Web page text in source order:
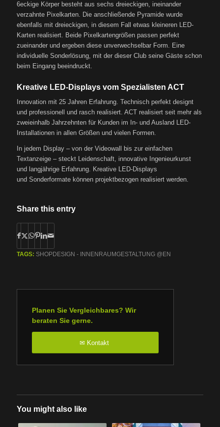
6eckige Körper besteht aus sechs dreieckigen, ineinander
verzahnte Pixelkarten. Die anschließende Pyramide wurde
ebenfalls mit dreieckigen, in diesem Fall etwas kleineren LED-
Karten realisiert. Beide Pixelkartengrößen passen perfekt
zueinander und ergeben diese unverwechselbar Form. Eine
individuelle Sonderlösung, mit der dieser Club seine Gäste schon
beim Eingang beeindruckt.
Kreative LED-Displays vom Spezialisten ACT
Innovation mit 25 Jahren Erfahrung. Technisch perfekt designt
und professionell und rasch realisiert. ACT realisiert seit mehr als
zweieinhalb Jahrzehnten für Kunden im In- und Ausland LED-
Installationen in allen Größen und vielen Formen.
In jedem Display – von der Videowall bis zur einfachen
Textanzeige – steckt Leidenschaft, innovative Ingenieurkunst
und langjährige Erfahrung. Kreative LED-Displays
und Sonderformate können projektbezogen realisiert werden.
Share this entry
TAGS: SHOPDESIGN - INNENRAUMGESTALTUNG @EN
Planen Sie Vergleichbares? Wir
beraten Sie gerne.
✉ Kontakt
You might also like